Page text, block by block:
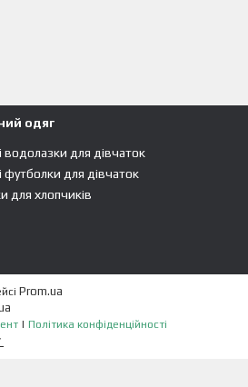
одяг
водолазки для дівчаток
футболки для дівчаток
для хлопчиків
Prom.ua
| Політика конфіденційності